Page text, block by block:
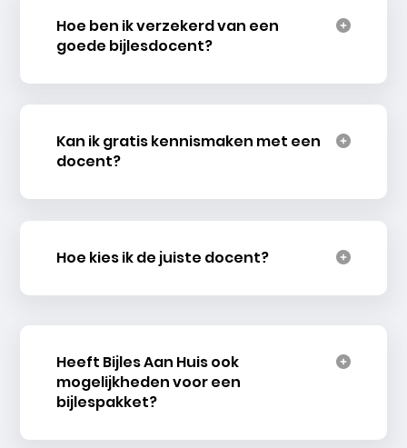
Hoe ben ik verzekerd van een
goede bijlesdocent?
Kan ik gratis kennismaken met een
docent?
Hoe kies ik de juiste docent?
Heeft Bijles Aan Huis ook
mogelijkheden voor een
bijlespakket?